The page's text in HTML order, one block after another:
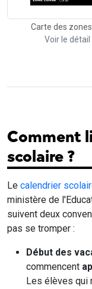
Carte des
Voir le
Comment
scolaire ?
Le calendrier
ministère de
suivent deux
pas se tromper :
Début des
commencent
Les élèves qui